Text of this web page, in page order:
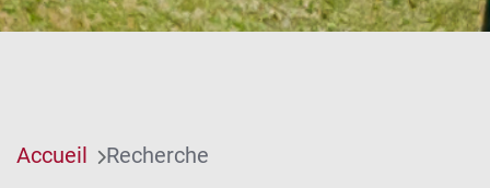
Accueil Recherche